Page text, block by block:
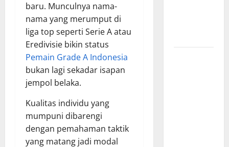
baru. Munculnya nama-
nama yang merumput di
liga top seperti Serie A atau
Eredivisie bikin status
Pemain Grade A Indonesia
bukan lagi sekadar isapan
jempol belaka.
Kualitas individu yang
mumpuni dibarengi
dengan pemahaman taktik
yang matang jadi modal